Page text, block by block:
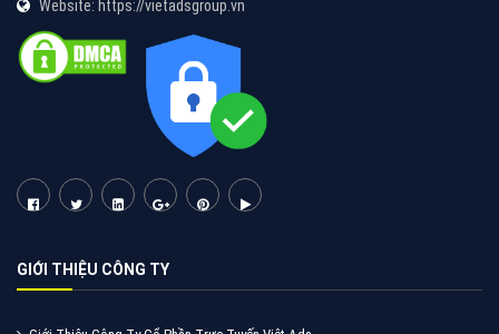
Website: https://vietadsgroup.vn
GIỚI THIỆU CÔNG TY